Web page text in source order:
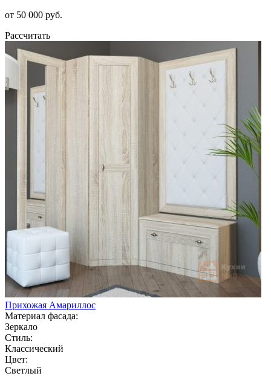
от 50 000 руб.
Рассчитать
Прихожая Амариллос
Материал фасада:
Зеркало
Стиль:
Классический
Цвет:
Светлый